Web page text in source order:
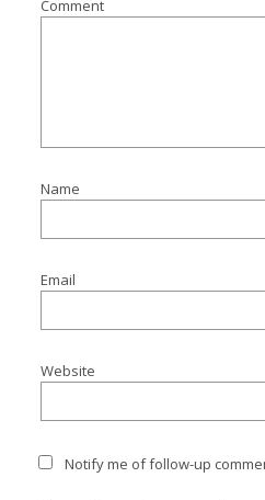
Comment
Name
Email
Website
Notify me of follow-up